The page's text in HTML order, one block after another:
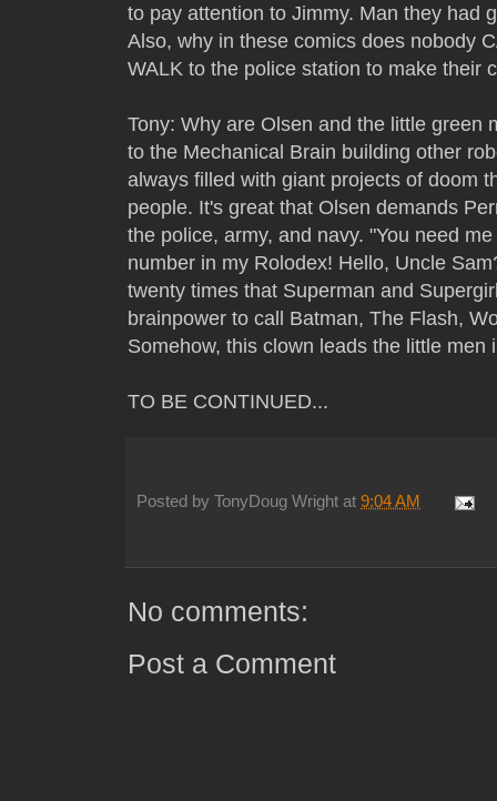
to pay attention to Jimmy. Man they had
Also, why in these comics does nobody
WALK to the police station to make their
Tony: Why are Olsen and the little green
to the Mechanical Brain building other
always filled with giant projects of doom
people. It's great that Olsen demands
the police, army, and navy. "You need
number in my Rolodex! Hello, Uncle
twenty times that Superman and
brainpower to call Batman, The Flash,
Somehow, this clown leads the little men
TO BE CONTINUED...
Posted by TonyDoug Wright at 9:04 AM
No comments:
Post a Comment